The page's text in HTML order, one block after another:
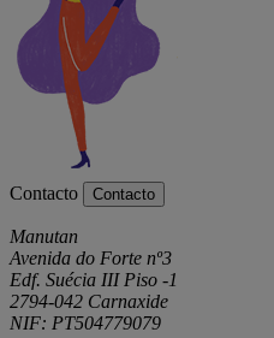
Contacto Contacto
Manutan
Avenida do Forte nº3
Edf. Suécia III Piso -1
2794-042 Carnaxide
NIF: PT504779079